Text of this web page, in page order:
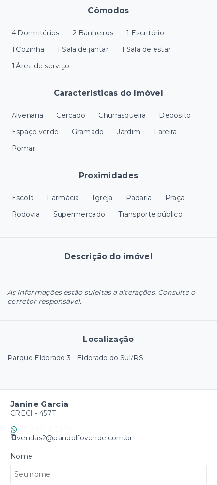
Cômodos
4 Dormitórios 2 Banheiros
1 Escritório
1 Cozinha
1 Sala de jantar
1 Sala de estar
1 Área de serviço
Características do Imóvel
Alvenaria Cercado Churrasqueira
Depósito
Espaço verde
Gramado Jardim
Lareira
Pomar
Proximidades
Escola Farmácia Igreja Padaria
Praça
Rodovia
Supermercado Transporte público
Descrição do imóvel
As informações estão sujeitas a alterações. Consulte o
corretor responsável.
Localização
Parque Eldorado 3 - Eldorado do Sul/RS
Janine Garcia
CRECI - 457T
vendas2@pandolfovende.com.br
Nome